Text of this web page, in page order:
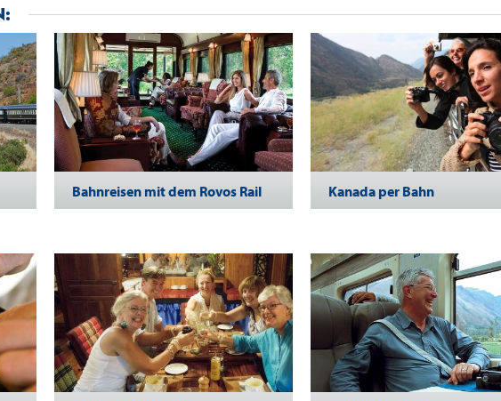
Bahnreisen mit dem Rovos Rail Kanada per Bahn